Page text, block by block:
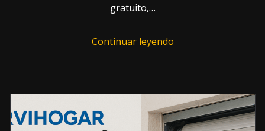
gratuito,…
Continuar leyendo